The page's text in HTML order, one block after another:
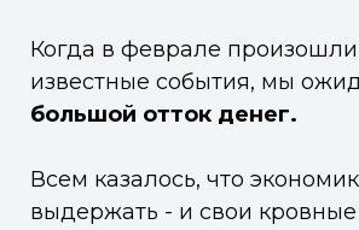
Когда в феврале
известные события, мы
большой отток денег.
Всем казалось, что
выдержать - и свои